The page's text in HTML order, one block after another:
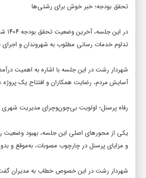
تحقق بودجه؛ خبر خوش برای رشتی‌ها
تداوم خدمات رسانی مطلوب به شهروندان و اجرای
شهردار رشت در این جلسه با اشاره به اهمیت
آسایش مردم، رضایت همکاران و افتتاح یک پروژه
رفاه پرسنل؛ اولویت بی‌چون‌وچرای مدیریت شهری
یکی از محورهای اصلی این جلسه، بهبود وضعیت
و مزایای پرسنل در چارچوب مصوبات، به‌موقع و
شهردار رشت در این خصوص خطاب به مدیران